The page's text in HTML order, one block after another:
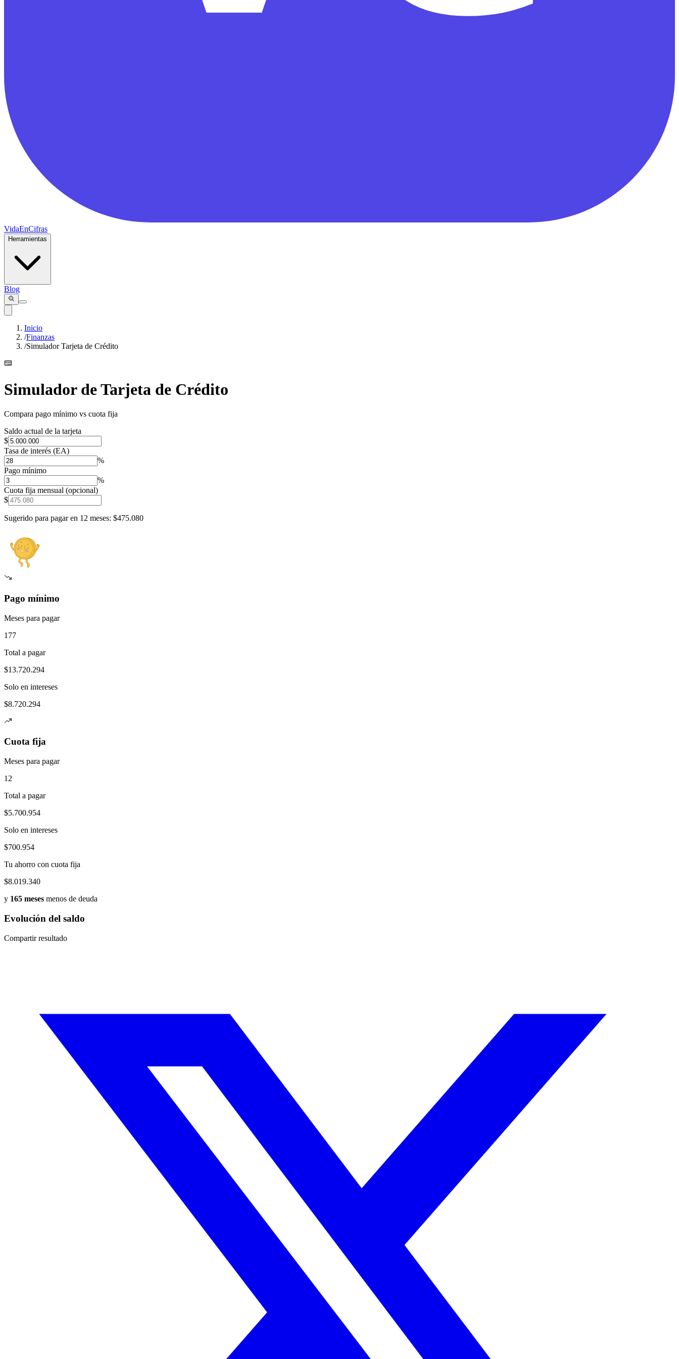
VidaEnCifras
Herramientas
Blog
Inicio
/Finanzas
/Simulador Tarjeta de Crédito
Simulador de Tarjeta de Crédito
Compara pago mínimo vs cuota fija
Saldo actual de la tarjeta
$
Tasa de interés (EA)
%
Pago mínimo
%
Cuota fija mensual (opcional)
$
Sugerido para pagar en 12 meses: $475.080
Pago mínimo
Meses para pagar
177
Total a pagar
$13.720.294
Solo en intereses
$8.720.294
Cuota fija
Meses para pagar
12
Total a pagar
$5.700.954
Solo en intereses
$700.954
Tu ahorro con cuota fija
$8.019.340
y 165 meses menos de deuda
Evolución del saldo
Compartir resultado